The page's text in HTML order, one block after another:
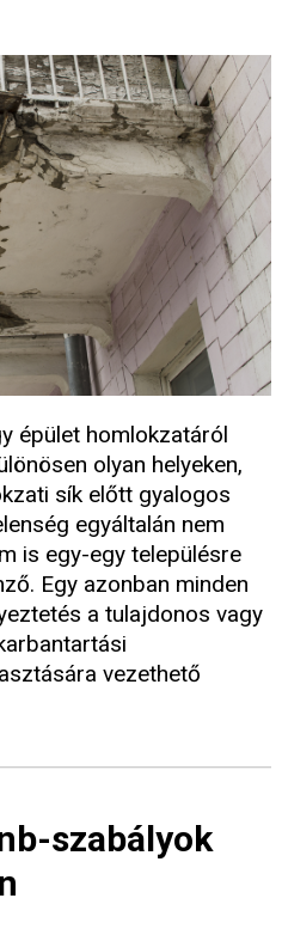
épület homlokzatáról
olyan helyeken,
sík előtt gyalogos
egyáltalán nem
is egy-egy településre
Egy azonban minden
a tulajdonos vagy
vezethető
szabályok